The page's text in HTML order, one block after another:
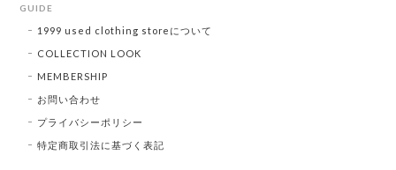
GUIDE
1999 used clothing storeについて
COLLECTION LOOK
MEMBERSHIP
お問い合わせ
プライバシーポリシー
特定商取引法に基づく表記